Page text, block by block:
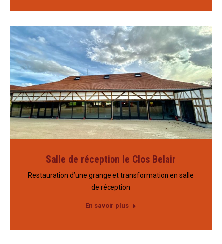
Salle de réception le Clos Belair
Restauration d’une grange et transformation en salle
de réception
En savoir plus